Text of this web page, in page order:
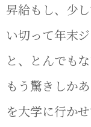
昇給もし、少
い切って年末
と、とんでも
もう驚きしか
を大学に行か